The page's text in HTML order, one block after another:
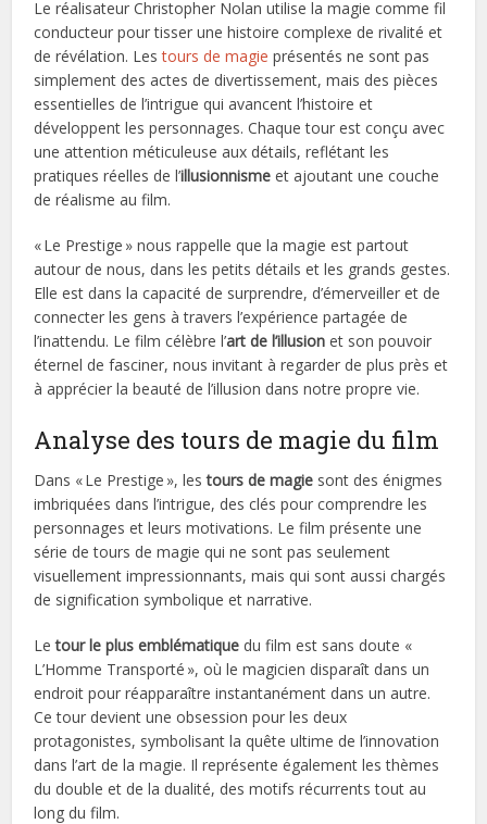
Le réalisateur Christopher Nolan utilise la magie comme fil
conducteur pour tisser une histoire complexe de rivalité et
de révélation. Lestours de magie présentés ne sont pas
simplement des actes de divertissement, mais des pièces
essentielles de l’intrigue qui avancent l’histoire et
développent les personnages. Chaque tour est conçu avec
une attention méticuleuse aux détails, reflétant les
pratiques réelles de l’illusionnisme et ajoutant une couche
de réalisme au film.
« Le Prestige » nous rappelle que la magie est partout
autour de nous, dans les petits détails et les grands gestes.
Elle est dans la capacité de surprendre, d’émerveiller et de
connecter les gens à travers l’expérience partagée de
l’inattendu. Le film célèbre l’art de l’illusion et son pouvoir
éternel de fasciner, nous invitant à regarder de plus près et
à apprécier la beauté de l’illusion dans notre propre vie.
Analyse des tours de magie du film
Dans « Le Prestige », lestours de magie sont des énigmes
imbriquées dans l’intrigue, des clés pour comprendre les
personnages et leurs motivations. Le film présente une
série de tours de magie qui ne sont pas seulement
visuellement impressionnants, mais qui sont aussi chargés
de signification symbolique et narrative.
Letour le plus emblématique du film est sans doute «
L’Homme Transporté », où le magicien disparaît dans un
endroit pour réapparaître instantanément dans un autre.
Ce tour devient une obsession pour les deux
protagonistes, symbolisant la quête ultime de l’innovation
dans l’art de la magie. Il représente également les thèmes
du double et de la dualité, des motifs récurrents tout au
long du film.